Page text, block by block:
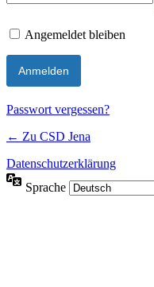
Angemeldet bleiben
Passwort vergessen?
← Zu CSD Jena
Datenschutzerklärung
Sprache